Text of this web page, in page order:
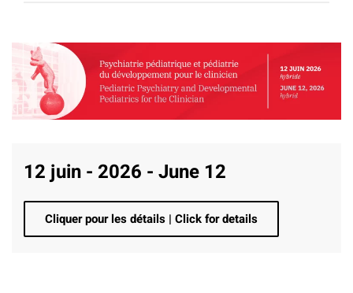
12 juin - 2026 - June 12
Cliquer pour les détails | Click for details